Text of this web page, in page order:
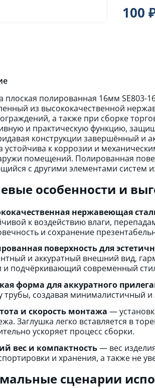
100
плоская полированная 16мм
из высококачественной
а также при сборке
и практическую функцию,
конструкции завершённый и
устойчива к коррозии и
помещений. Полированная
с другими элементами систем
особенности и
нержавеющая
к воздействию влаги,
и сохранение
поверхность для
и аккуратный внешний вид,
и подчёркивающий современный
форма для аккуратного
трубы, создавая минималистичный
и скорость монтажа —
Заглушка легко вставляется в
ускоряет процесс сборки.
вес и компактность— вес
и хранения, а также не
сценарии